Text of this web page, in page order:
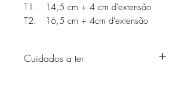
T1 . 14,5 cm + 4 cm d'extensão
T2. 16,5 cm + 4cm d'extensão
Cuidados a ter